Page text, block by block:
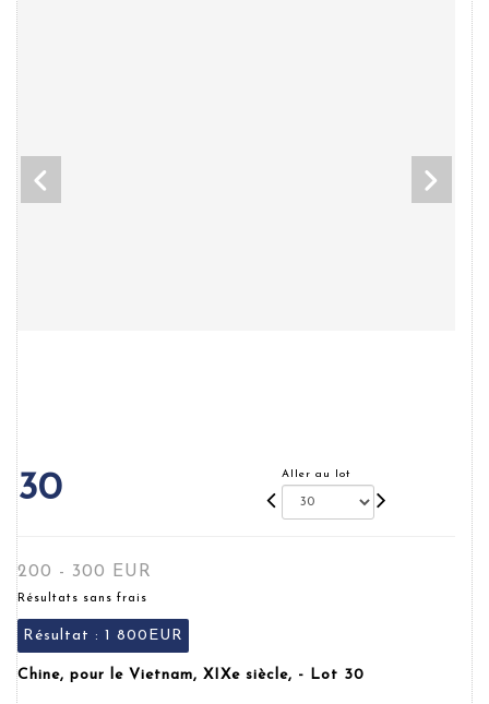
30 Aller au lot
200 - 300 EUR
Résultats sans frais
Résultat : 1 800EUR
Chine, pour le Vietnam, XIXe siècle, - Lot 30